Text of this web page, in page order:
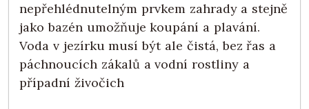
nepřehlédnutelným prvkem zahrady a stejně
jako bazén umožňuje koupání a plavání.
Voda v jezírku musí být ale čistá, bez řas a
páchnoucích zákalů a vodní rostliny a
případní živočich